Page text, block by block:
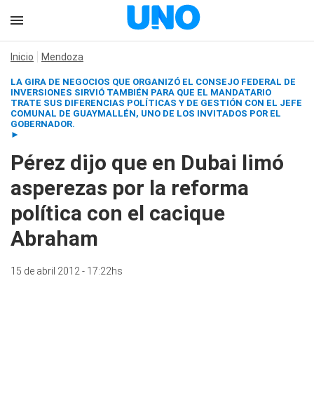
Inicio Mendoza
LA GIRA DE NEGOCIOS QUE ORGANIZÓ EL CONSEJO FEDERAL DE
INVERSIONES SIRVIÓ TAMBIÉN PARA QUE EL MANDATARIO
TRATE SUS DIFERENCIAS POLÍTICAS Y DE GESTIÓN CON EL JEFE
COMUNAL DE GUAYMALLÉN, UNO DE LOS INVITADOS POR EL
GOBERNADOR.
►
Pérez dijo que en Dubai limó
asperezas por la reforma
política con el cacique
Abraham
15 de abril 2012 - 17:22hs